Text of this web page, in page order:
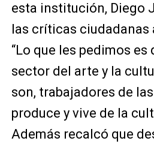
esta institución, Diego
las críticas ciudadanas
“Lo que les pedimos es
sector del arte y la
son, trabajadores de
produce y vive de la
Además recalcó que